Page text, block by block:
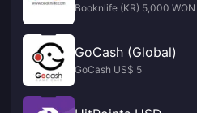
Booknlife (KR) 5,000 WON
GoCash (Global)
GoCash US$ 5